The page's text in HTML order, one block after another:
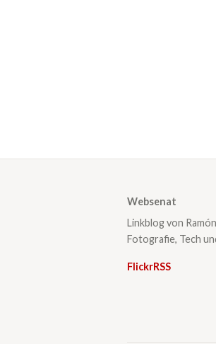
Websenat
Linkblog von
Fotografie, Tech
FlickrRSS